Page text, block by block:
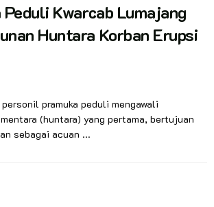
Peduli Kwarcab Lumajang
Huntara Korban Erupsi
pramuka peduli mengawali
(huntara) yang pertama, bertujuan
sebagai acuan ...